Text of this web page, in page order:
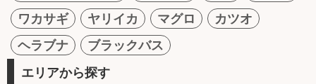
ワカサギ
ヤリイカ マグロ
カツオ
ヘラブナ
ブラックバス
エリアから探す